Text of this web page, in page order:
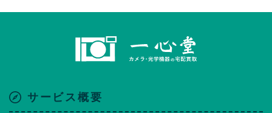
サービス概要